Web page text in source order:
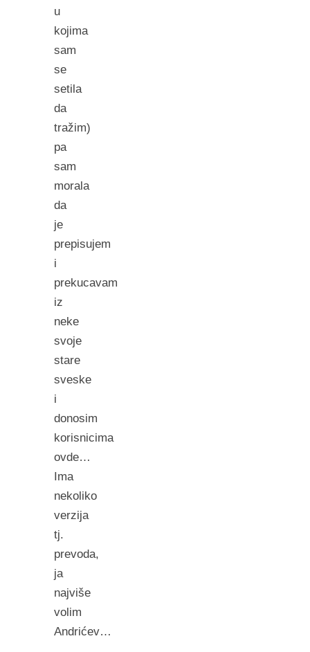
u
kojima
sam
se
setila
da
tražim)
pa
sam
morala
da
je
prepisujem
i
prekucavam
iz
neke
svoje
stare
sveske
i
donosim
korisnicima
ovde…
Ima
nekoliko
verzija
tj.
prevoda,
ja
najviše
volim
Andrićev…